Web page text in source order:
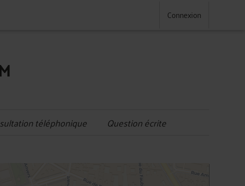
Connexion
téléphonique Question écrite